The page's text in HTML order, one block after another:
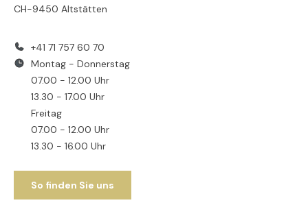
CH-9450 Altstätten
+41 71 757 60 70
Montag - Donnerstag
07.00 - 12.00 Uhr
13.30 - 17.00 Uhr
Freitag
07.00 - 12.00 Uhr
13.30 - 16.00 Uhr
So finden Sie uns